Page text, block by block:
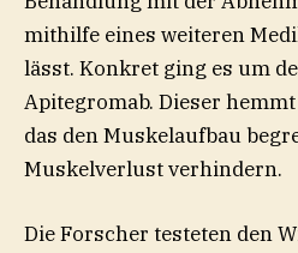
mithilfe eines weiteren
lässt. Konkret ging es um
Apitegromab. Dieser
das den Muskelaufbau
Muskelverlust verhindern.
Die Forscher testeten den